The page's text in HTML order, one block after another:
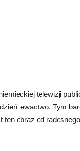
telewizji
lewactwo. Tym
ten obraz od